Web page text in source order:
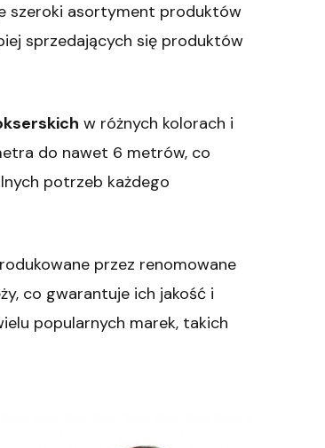
szeroki asortyment produktów
sprzedających się produktów
w różnych kolorach i
do nawet 6 metrów, co
potrzeb każdego
przez renomowane
co gwarantuje ich jakość i
popularnych marek, takich